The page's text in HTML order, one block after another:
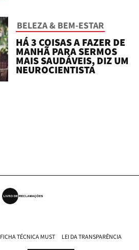
BELEZA & BEM-ESTAR
HÁ 3 COISAS A FAZER DE
MANHÃ PARA SERMOS
MAIS SAUDÁVEIS, DIZ UM
NEUROCIENTISTA
FICHA TÉCNICA MUST LEI DA TRANSPARÊNCIA